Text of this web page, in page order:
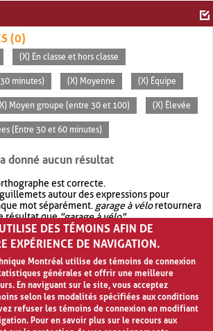
(0)
(X) En classe et hors classe
minutes) (X) Moyenne (X) Équipe
Moyen groupe (entre 30 et 100) (X) Élevée
(Entre 30 et 60 minutes)
donné aucun résultat
est correcte.
autour des expressions pour
mot séparément. garage à véloretournera
résultat que"garage à vélo".
votre recherche avec OR.garage OR vélo
plus de résultat quegarage à vélo
DES TÉMOINS AFIN DE
EXPÉRIENCE DE NAVIGATION.
Montréal utilise des témoins de connexion
générales et offrir une meilleure
En naviguant sur le site, vous acceptez
selon les modalités spécifiées aux conditions
refuser les témoins de connexion en modifiant
Pour en savoir plus sur le recours aux